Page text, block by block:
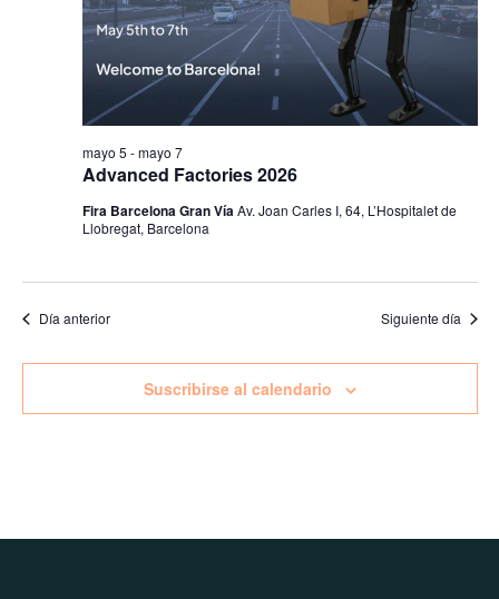
Advanced Factories 2026
mayo 5 -mayo 7
Fira Barcelona Gran VíaAv. Joan Carles I, 64, L’Hospitalet de
Llobregat, Barcelona
Día anterior Siguiente día
Suscribirse al calendario